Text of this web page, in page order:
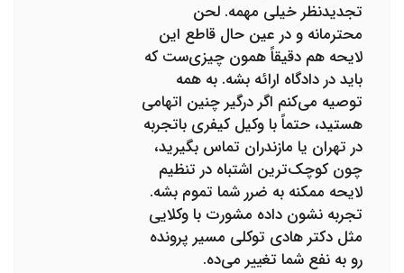
تجدیدنظر خیلی مهمه. لحن
محترمانه و در عین حال قاطع این
لایحه هم دقیقاً همون چیزی‌ست که
باید در دادگاه ارائه بشه. به همه
توصیه می‌کنم اگر درگیر چنین اتهامی
هستید، حتماً با وکیل کیفری باتجربه
در تهران یا مازندران تماس بگیرید،
چون کوچک‌ترین اشتباه در تنظیم
لایحه ممکنه به ضرر شما تموم بشه.
تجربه نشون داده مشورت با وکلایی
مثل دکتر هادی توکلی مسیر پرونده
رو به نفع شما تغییر می‌ده.